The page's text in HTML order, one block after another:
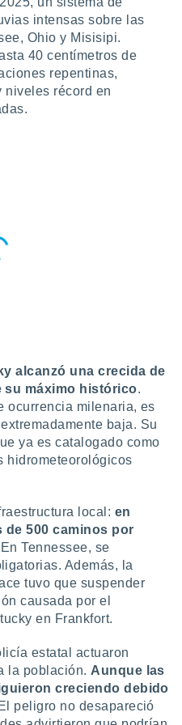
intensas sobre las
Ohio y Misisipi.
40 centímetros de
repentinas,
niveles récord en
alcanzó una crecida de
su máximo histórico.
ocurrencia milenaria, es
baja. Su
ya es catalogado como
hidrometeorológicos
local: en
de 500 caminos por
Tennessee, se
Además, la
tuvo que suspender
causada por el
en Frankfort.
estatal actuaron
la población. Aunque las
creciendo debido
El peligro no desapareció